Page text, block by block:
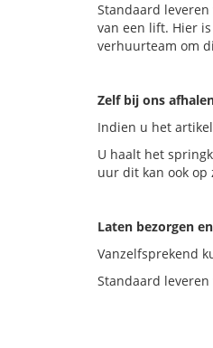
Standaard
van een lift. Hier
verhuurteam om
Zelf bij ons
Indien u het
U haalt het
uur dit kan ook op
Laten bezorgen
Vanzelfsprekend
Standaard